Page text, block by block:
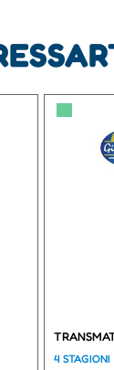
▀
4 STAGIONI